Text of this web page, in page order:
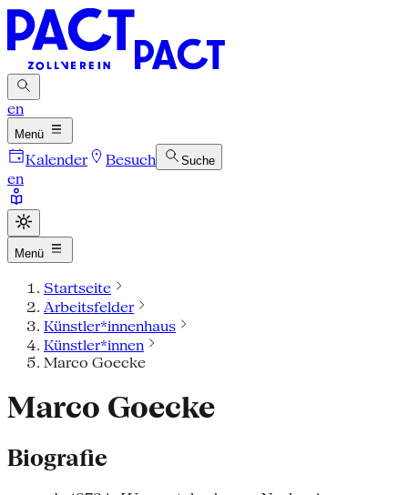
en
Menü
Kalender Besuch Suche
en
Menü
Startseite
Arbeitsfelder
Künstler*innenhaus
Künstler*innen
Marco Goecke
Marco Goecke
Biografie